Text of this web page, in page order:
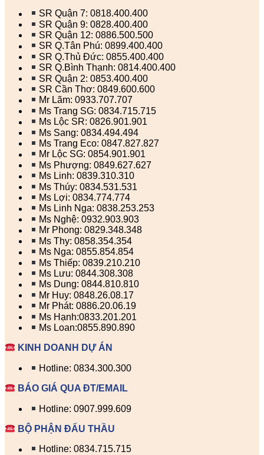
SR Quận 7: 0818.400.400
SR Quận 9: 0828.400.400
SR Quận 12: 0886.500.500
SR Q.Tân Phú: 0899.400.400
SR Q.Thủ Đức: 0855.400.400
SR Q.Bình Thạnh: 0814.400.400
SR Quận 2: 0853.400.400
SR Cần Thơ: 0849.600.600
Mr Lãm: 0933.707.707
Ms Trang SG: 0834.715.715
Ms Lộc SR: 0826.901.901
Ms Sang: 0834.494.494
Ms Trang Eco: 0847.827.827
Mr Lộc SG: 0854.901.901
Ms Phượng: 0849.627.627
Ms Linh: 0839.310.310
Ms Thúy: 0834.531.531
Ms Lợi: 0834.774.774
Ms Linh Nga: 0838.253.253
Ms Nghệ: 0932.903.903
Mr Phong: 0829.348.348
Ms Thy: 0858.354.354
Ms Nga: 0855.854.854
Ms Thiếp: 0839.210.210
Ms Lưu: 0844.308.308
Ms Dung: 0844.810.810
Mr Huy: 0848.26.08.17
Mr Phát: 0886.20.06.19
Ms Hạnh:0833.201.201
Ms Loan:0855.890.890
KINH DOANH DỰ ÁN
Hotline: 0834.300.300
BÁO GIÁ QUA ĐT/EMAIL
Hotline: 0907.999.609
BỘ PHẬN ĐẤU THẦU
Hotline: 0834.715.715